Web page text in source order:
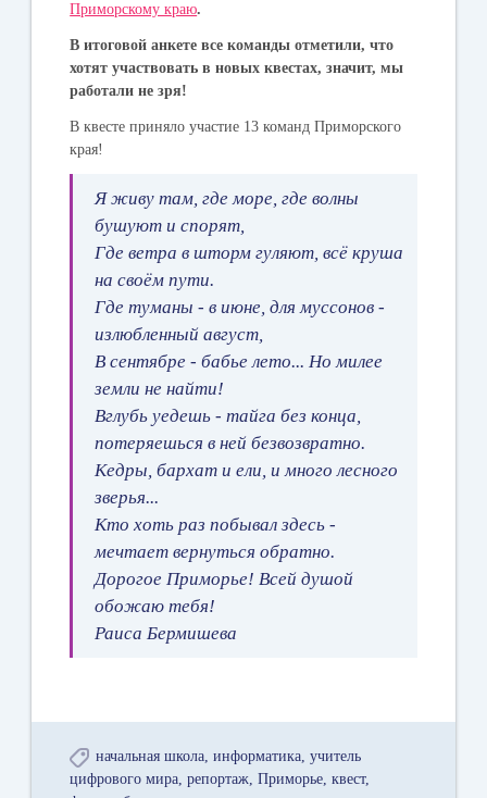
Приморскому краю.
В итоговой анкете все команды отметили, что
хотят участвовать в новых квестах, значит, мы
работали не зря!
В квесте приняло участие 13 команд Приморского
края!
Я живу там, где море, где волны
бушуют и спорят,
Где ветра в шторм гуляют, всё круша
на своём пути.
Где туманы - в июне, для муссонов -
излюбленный август,
В сентябре - бабье лето... Но милее
земли не найти!
Вглубь уедешь - тайга без конца,
потеряешься в ней безвозвратно.
Кедры, бархат и ели, и много лесного
зверья...
Кто хоть раз побывал здесь -
мечтает вернуться обратно.
Дорогое Приморье! Всей душой
обожаю тебя!
Раиса Бермишева
начальная школа информатика учитель
цифрового мира репортаж Приморье квест